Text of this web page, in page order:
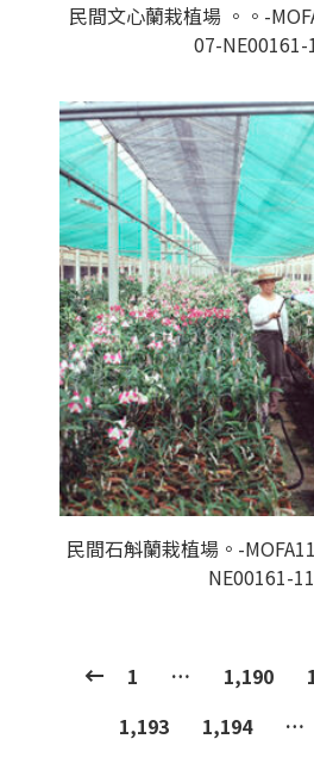
民間文心蘭栽植場 。。-
07-NE00161-
民間石斛蘭栽植場。-
NE00161-
1 … 1,190
1,193
1,194 …